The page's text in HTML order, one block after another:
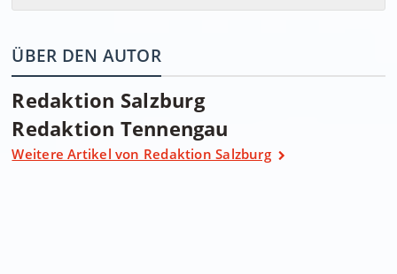
ÜBER DEN AUTOR
Redaktion Salzburg
Redaktion Tennengau
Weitere Artikel von Redaktion Salzburg